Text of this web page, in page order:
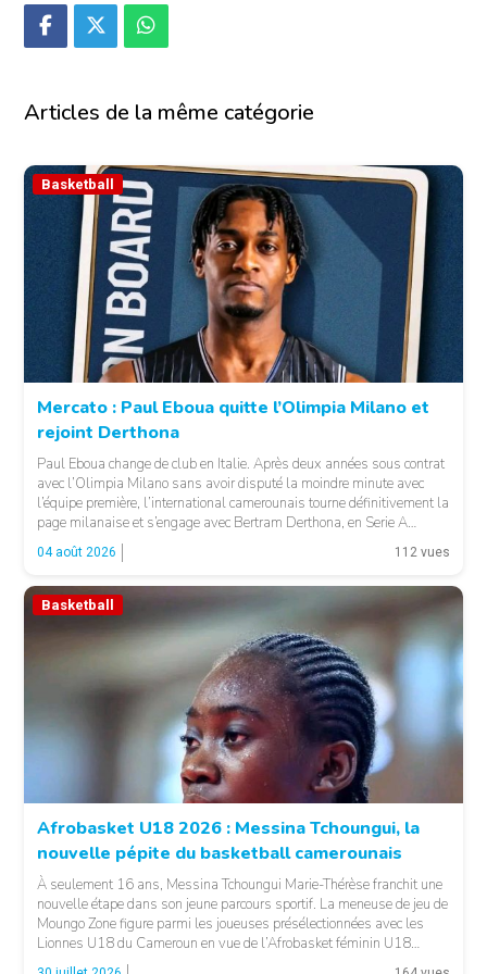
Articles de la même catégorie
© Basket 237
Basketball
Mercato : Paul Eboua quitte l’Olimpia Milano et
rejoint Derthona
Paul Eboua change de club en Italie. Après deux années sous contrat
avec l’Olimpia Milano sans avoir disputé la moindre minute avec
l’équipe première, l’international camerounais tourne définitivement la
page milanaise et s’engage avec Bertram Derthona, en Serie A
italienne. Arrivé à Milan en 2024 pour un contrat de quatre ans,
l’ailier-fort de 26 […]
04 août 2026 112 vues
Basketball
Afrobasket U18 2026 : Messina Tchoungui, la
nouvelle pépite du basketball camerounais
À seulement 16 ans, Messina Tchoungui Marie-Thérèse franchit une
nouvelle étape dans son jeune parcours sportif. La meneuse de jeu de
Moungo Zone figure parmi les joueuses présélectionnées avec les
Lionnes U18 du Cameroun en vue de l’Afrobasket féminin U18
2026, qui se déroulera à Abidjan, en Côte d’Ivoire. Cette convocation